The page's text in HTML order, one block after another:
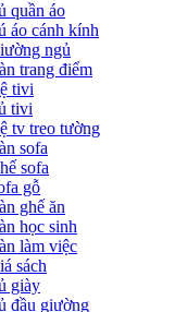
quần áo
áo cánh kính
ngủ
trang điểm
tivi
tivi
tv treo tường
sofa
sofa
gỗ
ghế ăn
học sinh
làm việc
sách
giày
đầu giường